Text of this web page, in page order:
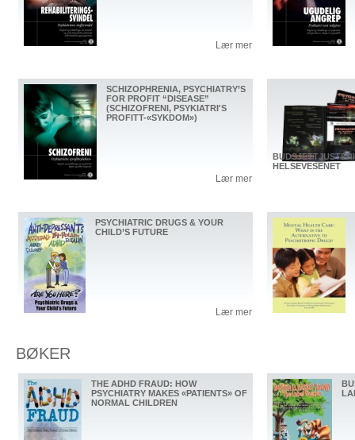
Lær mer
SCHIZOPHRENIA, PSYCHIATRY’S
FOR PROFIT “DISEASE”
(SCHIZOFRENI, PSYKIATRI'S
PROFITT-«SYKDOM»)
Lær mer
HELSEVESENET
PSYCHIATRIC DRUGS & YOUR
CHILD’S FUTURE
Lær mer
BØKER
THE ADHD FRAUD: HOW
PSYCHIATRY MAKES «PATIENTS» OF
NORMAL CHILDREN